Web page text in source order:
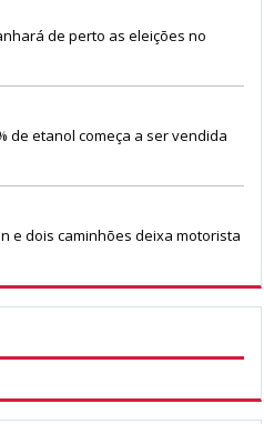
de perto as eleições no
de etanol começa a ser vendida
e dois caminhões deixa motorista